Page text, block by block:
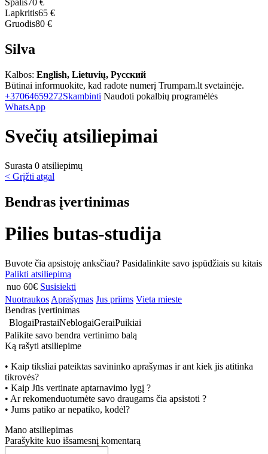
Spalis70 €
Lapkritis65 €
Gruodis80 €
Silva
Kalbos: English, Lietuvių, Русский
Būtinai informuokite, kad radote numerį Trumpam.lt svetainėje.
+37064659272Skambinti Naudoti pokalbių programėlės
WhatsApp
Svečių atsiliepimai
Surasta 0 atsiliepimų
< Grįžti atgal
Bendras įvertinimas
Pilies butas-studija
Buvote čia apsistoję anksčiau? Pasidalinkite savo įspūdžiais su kitais
Palikti atsiliepimą
nuo 60€ Susisiekti
Nuotraukos Aprašymas Jus priims Vieta mieste
Bendras įvertinimas
BlogaiPrastaiNeblogaiGeraiPuikiai
Palikite savo bendra vertinimo balą
Ką rašyti atsiliepime
• Kaip tiksliai pateiktas savininko aprašymas ir ant kiek jis atitinka
tikrovės?
• Kaip Jūs vertinate aptarnavimo lygį ?
• Ar rekomenduotumėte savo draugams čia apsistoti ?
• Jums patiko ar nepatiko, kodėl?
Mano atsiliepimas
Parašykite kuo išsamesnį komentarą